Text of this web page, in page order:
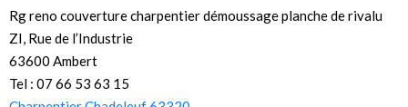
Rg reno couverture charpentier démoussage planche de rivalu
ZI, Rue de l’Industrie
63600 Ambert
Tel : 07 66 53 63 15